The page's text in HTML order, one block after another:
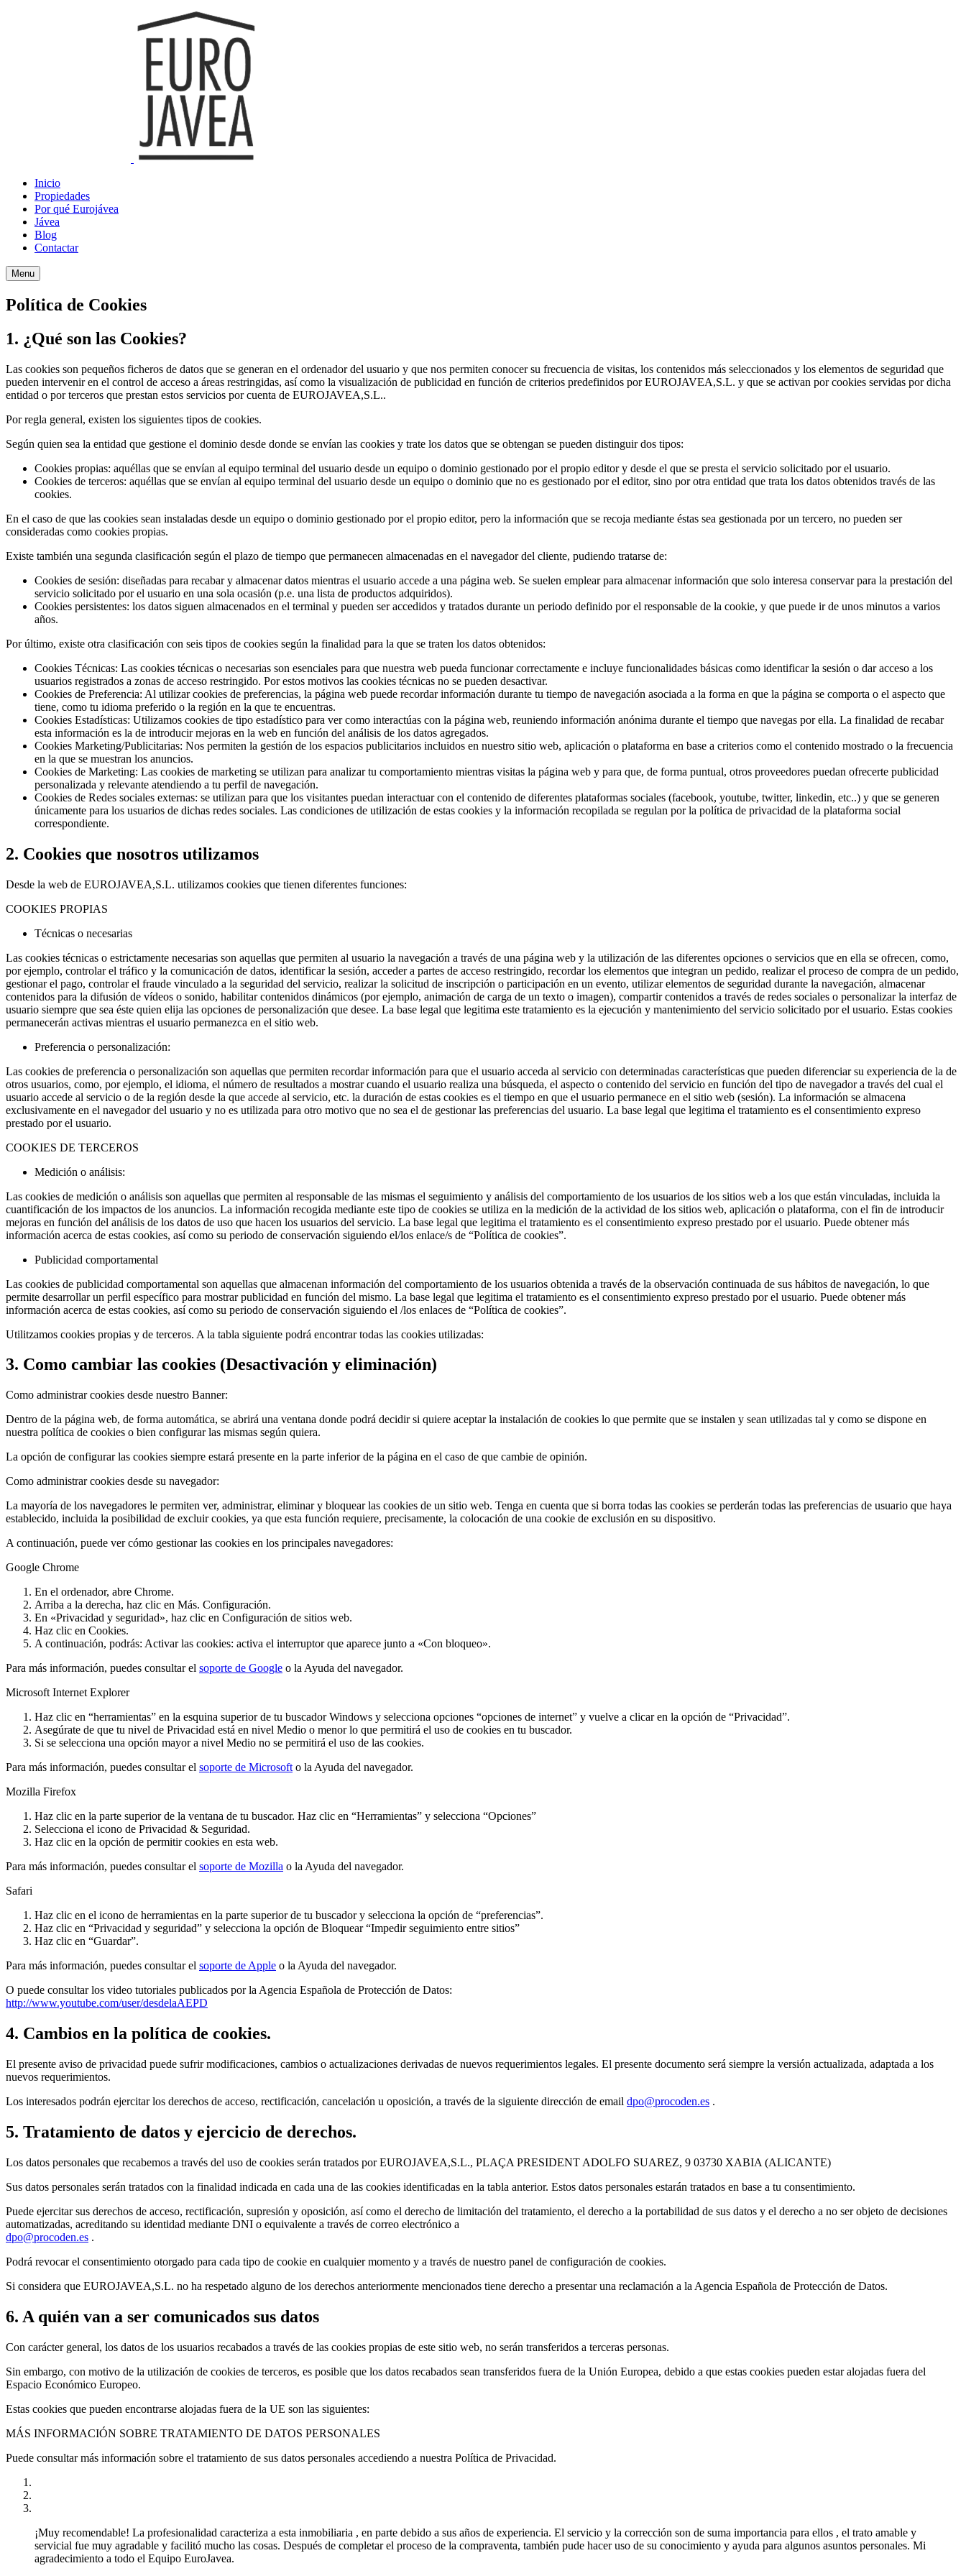
Inicio
Propiedades
Por qué Eurojávea
Jávea
Blog
Contactar
Menu
Política de Cookies
1. ¿Qué son las Cookies?
Las cookies son pequeños ficheros de datos que se generan en el ordenador del usuario y que nos permiten conocer su frecuencia de visitas, los contenidos más seleccionados y los elementos de seguridad que
pueden intervenir en el control de acceso a áreas restringidas, así como la visualización de publicidad en función de criterios predefinidos por EUROJAVEA,S.L. y que se activan por cookies servidas por dicha
entidad o por terceros que prestan estos servicios por cuenta de EUROJAVEA,S.L..
Por regla general, existen los siguientes tipos de cookies.
Según quien sea la entidad que gestione el dominio desde donde se envían las cookies y trate los datos que se obtengan se pueden distinguir dos tipos:
Cookies propias: aquéllas que se envían al equipo terminal del usuario desde un equipo o dominio gestionado por el propio editor y desde el que se presta el servicio solicitado por el usuario.
Cookies de terceros: aquéllas que se envían al equipo terminal del usuario desde un equipo o dominio que no es gestionado por el editor, sino por otra entidad que trata los datos obtenidos través de las
cookies.
En el caso de que las cookies sean instaladas desde un equipo o dominio gestionado por el propio editor, pero la información que se recoja mediante éstas sea gestionada por un tercero, no pueden ser
consideradas como cookies propias.
Existe también una segunda clasificación según el plazo de tiempo que permanecen almacenadas en el navegador del cliente, pudiendo tratarse de:
Cookies de sesión: diseñadas para recabar y almacenar datos mientras el usuario accede a una página web. Se suelen emplear para almacenar información que solo interesa conservar para la prestación del
servicio solicitado por el usuario en una sola ocasión (p.e. una lista de productos adquiridos).
Cookies persistentes: los datos siguen almacenados en el terminal y pueden ser accedidos y tratados durante un periodo definido por el responsable de la cookie, y que puede ir de unos minutos a varios
años.
Por último, existe otra clasificación con seis tipos de cookies según la finalidad para la que se traten los datos obtenidos:
Cookies Técnicas: Las cookies técnicas o necesarias son esenciales para que nuestra web pueda funcionar correctamente e incluye funcionalidades básicas como identificar la sesión o dar acceso a los
usuarios registrados a zonas de acceso restringido. Por estos motivos las cookies técnicas no se pueden desactivar.
Cookies de Preferencia: Al utilizar cookies de preferencias, la página web puede recordar información durante tu tiempo de navegación asociada a la forma en que la página se comporta o el aspecto que
tiene, como tu idioma preferido o la región en la que te encuentras.
Cookies Estadísticas: Utilizamos cookies de tipo estadístico para ver como interactúas con la página web, reuniendo información anónima durante el tiempo que navegas por ella. La finalidad de recabar
esta información es la de introducir mejoras en la web en función del análisis de los datos agregados.
Cookies Marketing/Publicitarias: Nos permiten la gestión de los espacios publicitarios incluidos en nuestro sitio web, aplicación o plataforma en base a criterios como el contenido mostrado o la frecuencia
en la que se muestran los anuncios.
Cookies de Marketing: Las cookies de marketing se utilizan para analizar tu comportamiento mientras visitas la página web y para que, de forma puntual, otros proveedores puedan ofrecerte publicidad
personalizada y relevante atendiendo a tu perfil de navegación.
Cookies de Redes sociales externas: se utilizan para que los visitantes puedan interactuar con el contenido de diferentes plataformas sociales (facebook, youtube, twitter, linkedin, etc..) y que se generen
únicamente para los usuarios de dichas redes sociales. Las condiciones de utilización de estas cookies y la información recopilada se regulan por la política de privacidad de la plataforma social
correspondiente.
2. Cookies que nosotros utilizamos
Desde la web de EUROJAVEA,S.L. utilizamos cookies que tienen diferentes funciones:
COOKIES PROPIAS
Técnicas o necesarias
Las cookies técnicas o estrictamente necesarias son aquellas que permiten al usuario la navegación a través de una página web y la utilización de las diferentes opciones o servicios que en ella se ofrecen, como,
por ejemplo, controlar el tráfico y la comunicación de datos, identificar la sesión, acceder a partes de acceso restringido, recordar los elementos que integran un pedido, realizar el proceso de compra de un pedido,
gestionar el pago, controlar el fraude vinculado a la seguridad del servicio, realizar la solicitud de inscripción o participación en un evento, utilizar elementos de seguridad durante la navegación, almacenar
contenidos para la difusión de vídeos o sonido, habilitar contenidos dinámicos (por ejemplo, animación de carga de un texto o imagen), compartir contenidos a través de redes sociales o personalizar la interfaz de
usuario siempre que sea éste quien elija las opciones de personalización que desee. La base legal que legitima este tratamiento es la ejecución y mantenimiento del servicio solicitado por el usuario. Estas cookies
permanecerán activas mientras el usuario permanezca en el sitio web.
Preferencia o personalización:
Las cookies de preferencia o personalización son aquellas que permiten recordar información para que el usuario acceda al servicio con determinadas características que pueden diferenciar su experiencia de la de
otros usuarios, como, por ejemplo, el idioma, el número de resultados a mostrar cuando el usuario realiza una búsqueda, el aspecto o contenido del servicio en función del tipo de navegador a través del cual el
usuario accede al servicio o de la región desde la que accede al servicio, etc. la duración de estas cookies es el tiempo en que el usuario permanece en el sitio web (sesión). La información se almacena
exclusivamente en el navegador del usuario y no es utilizada para otro motivo que no sea el de gestionar las preferencias del usuario. La base legal que legitima el tratamiento es el consentimiento expreso
prestado por el usuario.
COOKIES DE TERCEROS
Medición o análisis:
Las cookies de medición o análisis son aquellas que permiten al responsable de las mismas el seguimiento y análisis del comportamiento de los usuarios de los sitios web a los que están vinculadas, incluida la
cuantificación de los impactos de los anuncios. La información recogida mediante este tipo de cookies se utiliza en la medición de la actividad de los sitios web, aplicación o plataforma, con el fin de introducir
mejoras en función del análisis de los datos de uso que hacen los usuarios del servicio. La base legal que legitima el tratamiento es el consentimiento expreso prestado por el usuario. Puede obtener más
información acerca de estas cookies, así como su periodo de conservación siguiendo el/los enlace/s de “Política de cookies”.
Publicidad comportamental
Las cookies de publicidad comportamental son aquellas que almacenan información del comportamiento de los usuarios obtenida a través de la observación continuada de sus hábitos de navegación, lo que
permite desarrollar un perfil específico para mostrar publicidad en función del mismo. La base legal que legitima el tratamiento es el consentimiento expreso prestado por el usuario. Puede obtener más
información acerca de estas cookies, así como su periodo de conservación siguiendo el /los enlaces de “Política de cookies”.
Utilitzamos cookies propias y de terceros. A la tabla siguiente podrá encontrar todas las cookies utilizadas:
3. Como cambiar las cookies (Desactivación y eliminación)
Como administrar cookies desde nuestro Banner:
Dentro de la página web, de forma automática, se abrirá una ventana donde podrá decidir si quiere aceptar la instalación de cookies lo que permite que se instalen y sean utilizadas tal y como se dispone en
nuestra política de cookies o bien configurar las mismas según quiera.
La opción de configurar las cookies siempre estará presente en la parte inferior de la página en el caso de que cambie de opinión.
Como administrar cookies desde su navegador:
La mayoría de los navegadores le permiten ver, administrar, eliminar y bloquear las cookies de un sitio web. Tenga en cuenta que si borra todas las cookies se perderán todas las preferencias de usuario que haya
establecido, incluida la posibilidad de excluir cookies, ya que esta función requiere, precisamente, la colocación de una cookie de exclusión en su dispositivo.
A continuación, puede ver cómo gestionar las cookies en los principales navegadores:
Google Chrome
En el ordenador, abre Chrome.
Arriba a la derecha, haz clic en Más. Configuración.
En «Privacidad y seguridad», haz clic en Configuración de sitios web.
Haz clic en Cookies.
A continuación, podrás: Activar las cookies: activa el interruptor que aparece junto a «Con bloqueo».
Para más información, puedes consultar el soporte de Google o la Ayuda del navegador.
Microsoft Internet Explorer
Haz clic en “herramientas” en la esquina superior de tu buscador Windows y selecciona opciones “opciones de internet” y vuelve a clicar en la opción de “Privacidad”.
Asegúrate de que tu nivel de Privacidad está en nivel Medio o menor lo que permitirá el uso de cookies en tu buscador.
Si se selecciona una opción mayor a nivel Medio no se permitirá el uso de las cookies.
Para más información, puedes consultar el soporte de Microsoft o la Ayuda del navegador.
Mozilla Firefox
Haz clic en la parte superior de la ventana de tu buscador. Haz clic en “Herramientas” y selecciona “Opciones”
Selecciona el icono de Privacidad & Seguridad.
Haz clic en la opción de permitir cookies en esta web.
Para más información, puedes consultar el soporte de Mozilla o la Ayuda del navegador.
Safari
Haz clic en el icono de herramientas en la parte superior de tu buscador y selecciona la opción de “preferencias”.
Haz clic en “Privacidad y seguridad” y selecciona la opción de Bloquear “Impedir seguimiento entre sitios”
Haz clic en “Guardar”.
Para más información, puedes consultar el soporte de Apple o la Ayuda del navegador.
O puede consultar los video tutoriales publicados por la Agencia Española de Protección de Datos:
http://www.youtube.com/user/desdelaAEPD
4. Cambios en la política de cookies.
El presente aviso de privacidad puede sufrir modificaciones, cambios o actualizaciones derivadas de nuevos requerimientos legales. El presente documento será siempre la versión actualizada, adaptada a los
nuevos requerimientos.
Los interesados podrán ejercitar los derechos de acceso, rectificación, cancelación u oposición, a través de la siguiente dirección de email dpo@procoden.es .
5. Tratamiento de datos y ejercicio de derechos.
Los datos personales que recabemos a través del uso de cookies serán tratados por EUROJAVEA,S.L., PLAÇA PRESIDENT ADOLFO SUAREZ, 9 03730 XABIA (ALICANTE)
Sus datos personales serán tratados con la finalidad indicada en cada una de las cookies identificadas en la tabla anterior. Estos datos personales estarán tratados en base a tu consentimiento.
Puede ejercitar sus derechos de acceso, rectificación, supresión y oposición, así como el derecho de limitación del tratamiento, el derecho a la portabilidad de sus datos y el derecho a no ser objeto de decisiones
automatizadas, acreditando su identidad mediante DNI o equivalente a través de correo electrónico a
dpo@procoden.es .
Podrá revocar el consentimiento otorgado para cada tipo de cookie en cualquier momento y a través de nuestro panel de configuración de cookies.
Si considera que EUROJAVEA,S.L. no ha respetado alguno de los derechos anteriormente mencionados tiene derecho a presentar una reclamación a la Agencia Española de Protección de Datos.
6. A quién van a ser comunicados sus datos
Con carácter general, los datos de los usuarios recabados a través de las cookies propias de este sitio web, no serán transferidos a terceras personas.
Sin embargo, con motivo de la utilización de cookies de terceros, es posible que los datos recabados sean transferidos fuera de la Unión Europea, debido a que estas cookies pueden estar alojadas fuera del
Espacio Económico Europeo.
Estas cookies que pueden encontrarse alojadas fuera de la UE son las siguientes:
MÁS INFORMACIÓN SOBRE TRATAMIENTO DE DATOS PERSONALES
Puede consultar más información sobre el tratamiento de sus datos personales accediendo a nuestra Política de Privacidad.
¡Muy recomendable! La profesionalidad caracteriza a esta inmobiliaria , en parte debido a sus años de experiencia. El servicio y la corrección son de suma importancia para ellos , el trato amable y
servicial fue muy agradable y facilitó mucho las cosas. Después de completar el proceso de la compraventa, también pude hacer uso de su conocimiento y ayuda para algunos asuntos personales. Mi
agradecimiento a todo el Equipo EuroJavea.